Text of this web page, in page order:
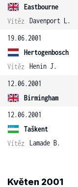
Eastbourne
Vítěz
Davenport L.
19.06.2001
Hertogenbosch
Vítěz
Henin J.
12.06.2001
Birmingham
12.06.2001
Taškent
Vítěz
Lamade B.
Květen 2001